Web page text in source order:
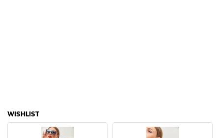
WISHLIST